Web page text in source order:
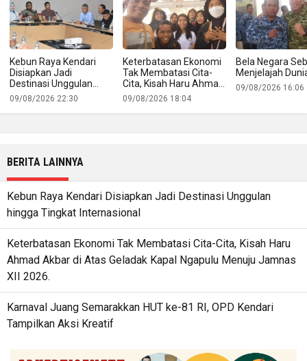
Kebun Raya Kendari
Disiapkan Jadi
Destinasi Unggulan
hingga Tingkat
Internasional
09/08/2026 22:30
Keterbatasan Ekonomi
Tak Membatasi Cita-
Cita, Kisah Haru Ahmad
Akbar di Atas Geladak
Kapal Ngapulu Menuju
09/08/2026 18:04
Bela Negara
Menjelajah
09/08/2026 16:06
BERITA LAINNYA
Kebun Raya Kendari Disiapkan Jadi Destinasi Unggulan
hingga Tingkat Internasional
Keterbatasan Ekonomi Tak Membatasi Cita-Cita, Kisah Haru
Ahmad Akbar di Atas Geladak Kapal Ngapulu Menuju Jamnas
XII 2026.
Karnaval Juang Semarakkan HUT ke-81 RI, OPD Kendari
Tampilkan Aksi Kreatif